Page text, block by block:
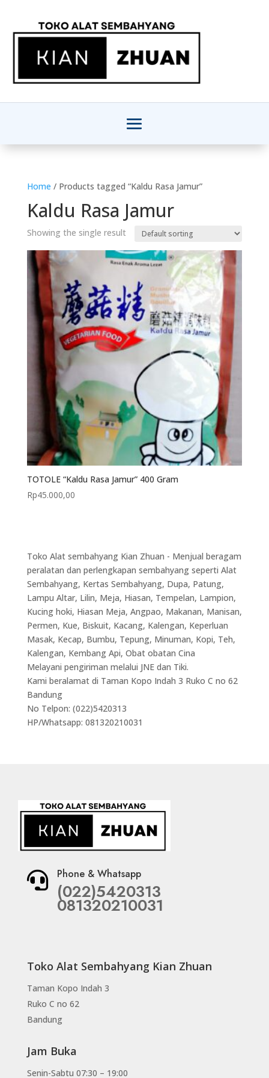
Home / Products tagged “Kaldu Rasa Jamur”
Kaldu Rasa Jamur
Showing the single result
TOTOLE “Kaldu Rasa Jamur” 400 Gram
Rp45.000,00
Toko Alat sembahyang Kian Zhuan - Menjual beragam
peralatan dan perlengkapan sembahyang seperti Alat
Sembahyang, Kertas Sembahyang, Dupa, Patung,
Lampu Altar, Lilin, Meja, Hiasan, Tempelan, Lampion,
Kucing hoki, Hiasan Meja, Angpao, Makanan, Manisan,
Permen, Kue, Biskuit, Kacang, Kalengan, Keperluan
Masak, Kecap, Bumbu, Tepung, Minuman, Kopi, Teh,
Kalengan, Kembang Api, Obat obatan Cina
Melayani pengiriman melalui JNE dan Tiki.
Kami beralamat di Taman Kopo Indah 3 Ruko C no 62
Bandung
No Telpon: (022)5420313
HP/Whatsapp: 081320210031
 Phone & Whatsapp
(022)5420313
081320210031
Toko Alat Sembahyang Kian Zhuan
Taman Kopo Indah 3
Ruko C no 62
Bandung
Jam Buka
Senin-Sabtu 07:30 – 19:00